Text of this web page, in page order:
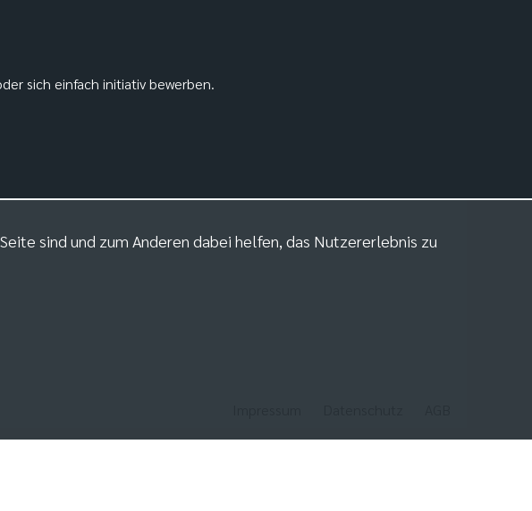
sich einfach initiativ bewerben.
sind und zum Anderen dabei helfen, das Nutzererlebnis zu